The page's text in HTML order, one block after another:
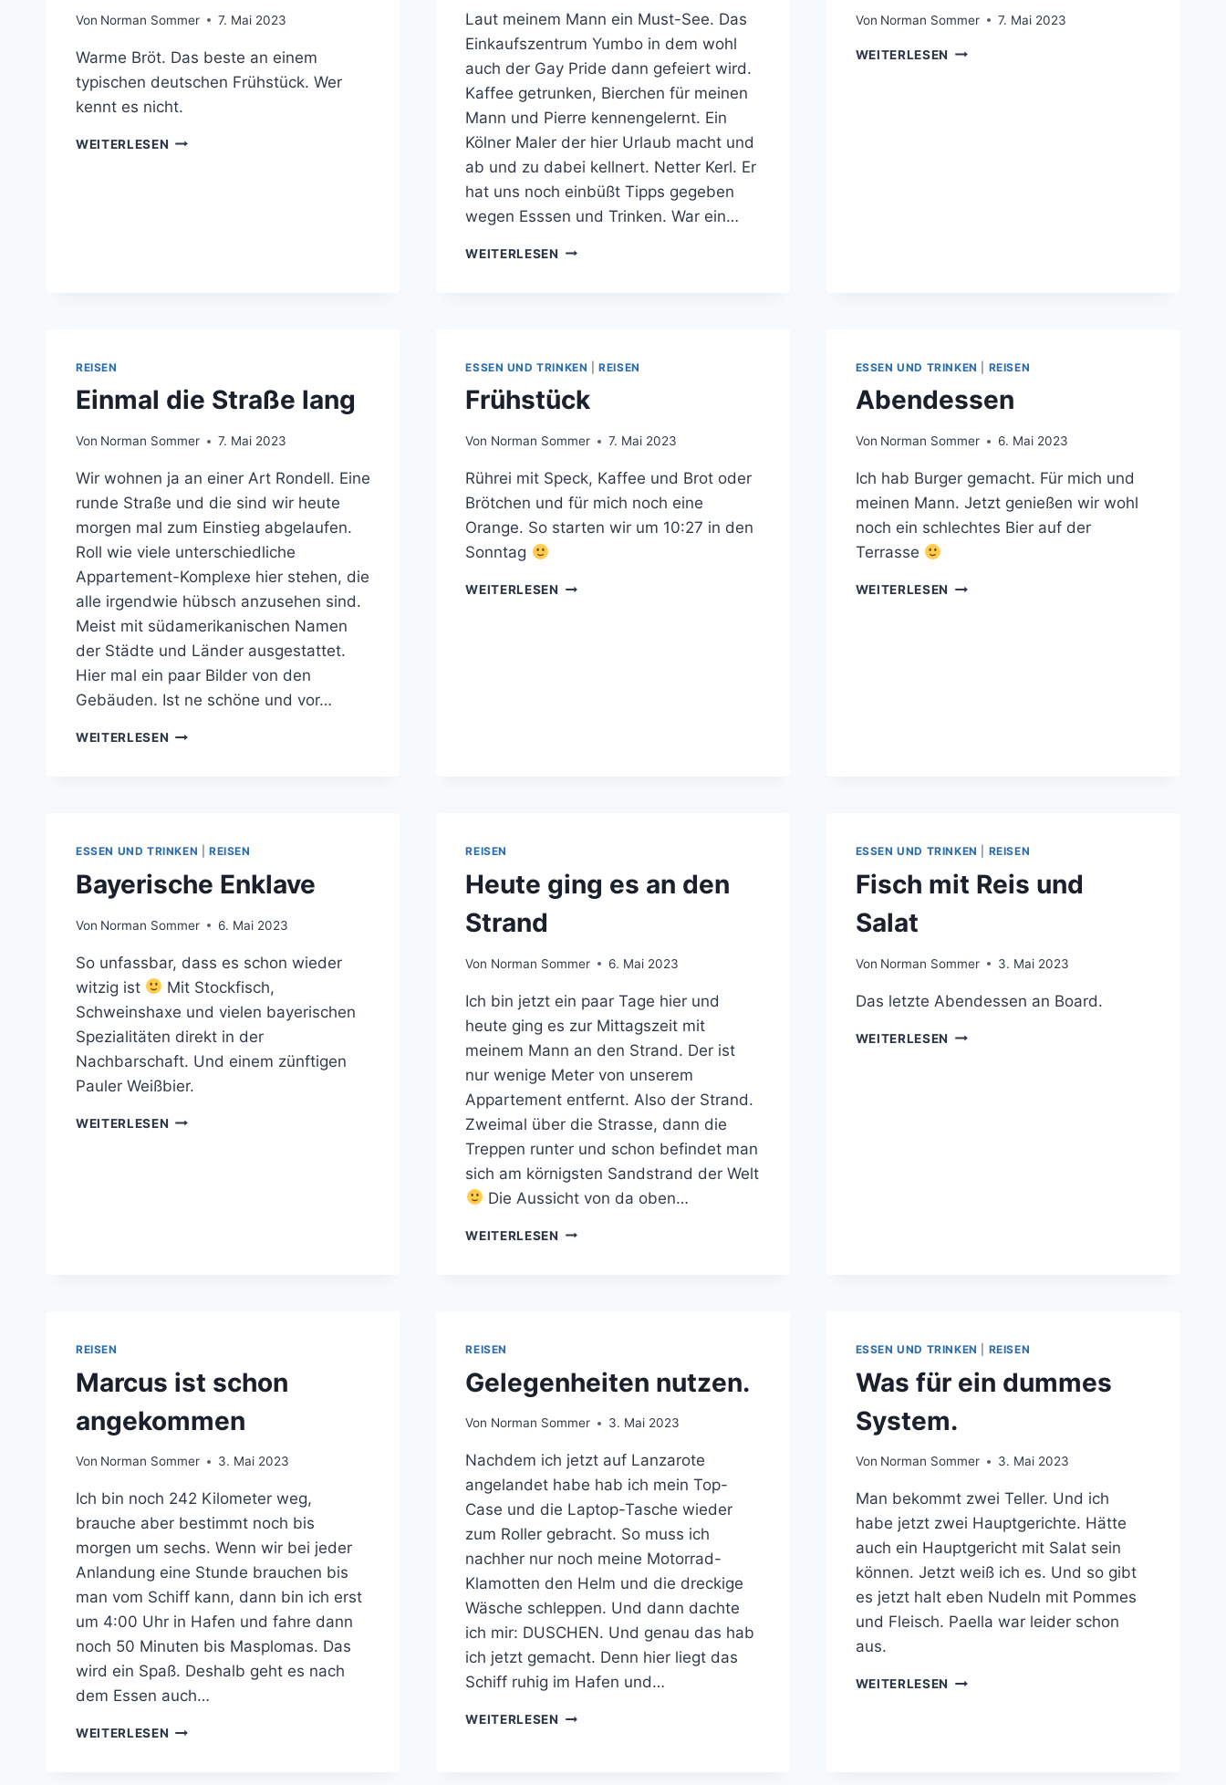
Von Norman Sommer 7. Mai 2023
Warme Bröt. Das beste an einem
typischen deutschen Frühstück. Wer
kennt es nicht.
WEITERLESEN TYPISCH
Laut meinem Mann ein Must-See. Das
Einkaufszentrum Yumbo in dem wohl
auch der Gay Pride dann gefeiert wird.
Kaffee getrunken, Bierchen für meinen
Mann und Pierre kennengelernt. Ein
Kölner Maler der hier Urlaub macht und
ab und zu dabei kellnert. Netter Kerl. Er
hat uns noch einbüßt Tipps gegeben
wegen Esssen und Trinken. War ein…
WEITERLESEN AUF
Von Norman Sommer 7. Mai 2023
WEITERLESEN DER
REISEN
Einmal die Straße lang
Von Norman Sommer 7. Mai 2023
Wir wohnen ja an einer Art Rondell. Eine
runde Straße und die sind wir heute
morgen mal zum Einstieg abgelaufen.
Roll wie viele unterschiedliche
Appartement-Komplexe hier stehen, die
alle irgendwie hübsch anzusehen sind.
Meist mit südamerikanischen Namen
der Städte und Länder ausgestattet.
Hier mal ein paar Bilder von den
Gebäuden. Ist ne schöne und vor…
WEITERLESEN EINMAL
ESSEN UND TRINKEN |REISEN
Frühstück
Von Norman Sommer 7. Mai 2023
Rührei mit Speck, Kaffee und Brot oder
Brötchen und für mich noch eine
Orange. So starten wir um 10:27 in den
Sonntag
WEITERLESEN FRÜHSTÜCK
ESSEN UND TRINKEN REISEN
Abendessen
Von Norman Sommer 6. Mai 2023
Ich hab Burger gemacht. Für mich und
meinen Mann. Jetzt genießen wir wohl
noch ein schlechtes Bier auf der
Terrasse
WEITERLESEN ABENDESSEN
ESSEN UND TRINKEN REISEN
Bayerische Enklave
Von Norman Sommer 6. Mai 2023
So unfassbar, dass es schon wieder
witzig ist
Mit Stockfisch,
Schweinshaxe und vielen bayerischen
Spezialitäten direkt in der
Nachbarschaft. Und einem zünftigen
Pauler Weißbier.
WEITERLESEN BAYERISCHE
REISEN
Heute ging es an den
Strand
Von Norman Sommer 6. Mai 2023
Ich bin jetzt ein paar Tage hier und
heute ging es zur Mittagszeit mit
meinem Mann an den Strand. Der ist
nur wenige Meter von unserem
Appartement entfernt. Also der Strand.
Zweimal über die Strasse, dann die
Treppen runter und schon befindet man
sich am körnigsten Sandstrand der Welt
Die Aussicht von da oben…
WEITERLESEN HEUTE
ESSEN UND TRINKEN REISEN
Fisch mit Reis und
Salat
Von Norman Sommer 3. Mai 2023
Das letzte Abendessen an Board.
WEITERLESEN FISCH
REISEN
Marcus ist schon
angekommen
Von Norman Sommer 3. Mai 2023
Ich bin noch 242 Kilometer weg,
brauche aber bestimmt noch bis
morgen um sechs. Wenn wir bei jeder
Anlandung eine Stunde brauchen bis
man vom Schiff kann, dann bin ich erst
um 4:00 Uhr in Hafen und fahre dann
noch 50 Minuten bis Masplomas. Das
wird ein Spaß. Deshalb geht es nach
dem Essen auch…
WEITERLESEN MARCUS
REISEN
Gelegenheiten nutzen.
Von Norman Sommer 3. Mai 2023
Nachdem ich jetzt auf Lanzarote
angelandet habe hab ich mein Top-
Case und die Laptop-Tasche wieder
zum Roller gebracht. So muss ich
nachher nur noch meine Motorrad-
Klamotten den Helm und die dreckige
Wäsche schleppen. Und dann dachte
ich mir: DUSCHEN. Und genau das hab
ich jetzt gemacht. Denn hier liegt das
Schiff ruhig im Hafen und…
WEITERLESEN GELEGENHEITEN
ESSEN UND TRINKEN REISEN
Was für ein dummes
System.
Von Norman Sommer 3. Mai 2023
Man bekommt zwei Teller. Und ich
habe jetzt zwei Hauptgerichte. Hätte
auch ein Hauptgericht mit Salat sein
können. Jetzt weiß ich es. Und so gibt
es jetzt halt eben Nudeln mit Pommes
und Fleisch. Paella war leider schon
aus.
WEITERLESEN WAS